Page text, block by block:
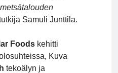
Samuli Junttila.
Foods kehitti
Kuva
tekoälyn ja